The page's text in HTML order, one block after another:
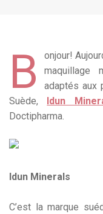
B
onjour!
maquillage
adaptés aux
Suède,
Idun
Doctipharma.
Idun Minerals
C’est la marque